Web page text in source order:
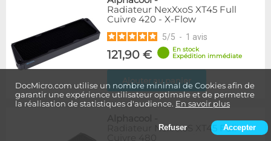
DocMicro.com utilise un nombre minimal de Cookies afin de
garantir une expérience utilisateur optimale et de permettre
la réalisation de statistiques d'audience. En savoir plus
Refuser Accepter
Radiateur NexXxoS XT45 Full
Cuivre 420 - X-Flow
5/5 - 1 avis
121,90 €
En stock
Expédition immédiate
Ajouter au panier
Radiateur NexXxoS XT45 Full